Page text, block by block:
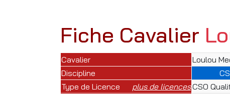
Fiche Cavalier
Cavalier Loulou
Discipline
Type de Licence
plus de licencesCSO